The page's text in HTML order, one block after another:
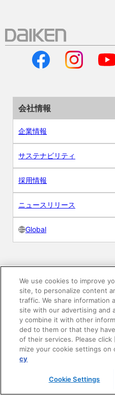
会社情報
企業情報
サステナビリティ
採用情報
ニュースリリース
Global
製品情報
素材情報
建材製品情報 総合TOP
住宅向け
公共・商業施設向け
We use cookies to improve
site, to personalize content
traffic. We share information
site with our advertising and
y combine it with other
ded to them or that they
of their services. Please
mize your cookie settings on
cy
Cookie Settings